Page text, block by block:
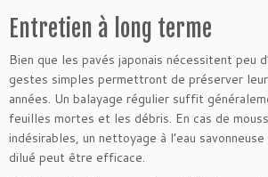
Entretien à long terme
Bien que les pavés japonais nécessitent peu
gestes simples permettront de préserver
années. Un balayage régulier suffit
feuilles mortes et les débris. En cas de
indésirables, un nettoyage à l’eau
dilué peut être efficace.